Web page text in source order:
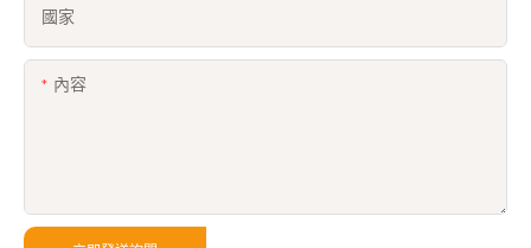
國家
內容